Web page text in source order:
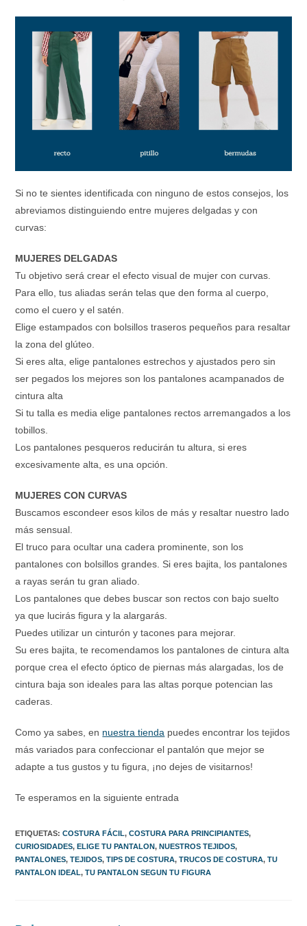
Si no te sientes identificada con ninguno de estos consejos, los
abreviamos distinguiendo entre mujeres delgadas y con
curvas:
MUJERES DELGADAS
Tu objetivo será crear el efecto visual de mujer con curvas.
Para ello, tus aliadas serán telas que den forma al cuerpo,
como el cuero y el satén.
Elige estampados con bolsillos traseros pequeños para resaltar
la zona del glúteo.
Si eres alta, elige pantalones estrechos y ajustados pero sin
ser pegados los mejores son los pantalones acampanados de
cintura alta
Si tu talla es media elige pantalones rectos arremangados a los
tobillos.
Los pantalones pesqueros reducirán tu altura, si eres
excesivamente alta, es una opción.
MUJERES CON CURVAS
Buscamos escondeer esos kilos de más y resaltar nuestro lado
más sensual.
El truco para ocultar una cadera prominente, son los
pantalones con bolsillos grandes. Si eres bajita, los pantalones
a rayas serán tu gran aliado.
Los pantalones que debes buscar son rectos con bajo suelto
ya que lucirás figura y la alargarás.
Puedes utilizar un cinturón y tacones para mejorar.
Su eres bajita, te recomendamos los pantalones de cintura alta
porque crea el efecto óptico de piernas más alargadas, los de
cintura baja son ideales para las altas porque potencian las
caderas.
Como ya sabes, en nuestra tienda puedes encontrar los tejidos
más variados para confeccionar el pantalón que mejor se
adapte a tus gustos y tu figura, ¡no dejes de visitarnos!
Te esperamos en la siguiente entrada
ETIQUETAS:COSTURA FÁCIL, COSTURA PARA PRINCIPIANTES,
CURIOSIDADES, ELIGE TU PANTALON, NUESTROS TEJIDOS,
PANTALONES, TEJIDOS, TIPS DE COSTURA, TRUCOS DE COSTURA, TU
PANTALON IDEAL, TU PANTALON SEGUN TU FIGURA